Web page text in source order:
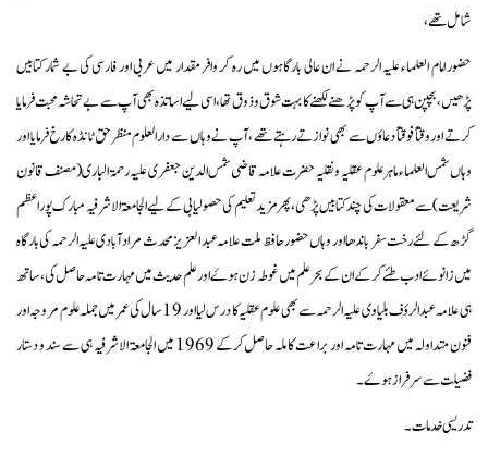
شامل تھے ،
حضور امام العلماء علیہ الرحمہ نے ان عالی بارگاہوں میں رہ کر وافر مقدار میں عربی اور فارسی کی بے شمار کتابیں
پڑھیں، بچپن ہی سے آپ کو پڑھنے لکھنے کا بہت شوق و ذوق تھا ، اسی لیے اساتذہ بھی آپ سے بے تحاشہ محبت فرمایا
کرتے اور وقتاً فوقتاً دعاؤں سے بھی نوازتے رہتے تھے ، آپ نے وہاں سے دارالعلوم منظرحق ٹانڈہ کارخ فرمایا اور
وہاں شمس العلماء ماہر علوم عقلیہ و نقلیہ حضرت علامہ قاضی شمس الدین جعفری علیہ رحمۃ الباری (مصنف قانون
شریعت )سے معقولات کی چند کتابیں پڑھی، پھر مزید تعلیم کی حصولیابی کے لیے الجامعۃ الاشرفیہ مبارک پور اعظم
گڑھ کے لئے رخت سفر باندھا اور وہاں حضور حافظ ملت علامہ عبد العزیز محدث مرادآبادی علیہ الرحمہ کی بارگاہ
میں زانوئے ادب طئے کرکے ان کے بحر علم میں غوطہ زن ہوۓ اور علم حدیث میں مہارت تامہ حاصل کی، ساتھ
ہی علامہ عبد الرؤف بلیاوی علیہ الرحمہ سے بھی علوم عقلیہ کا درس لیا اور 19 سال کی عمر میں جملہ علوم مروجہ اور
فنون متداولہ میں مہارت تامہ اور براعت کاملہ حاصل کرکے 1969 میں الجامعۃ الاشرفیہ ہی سے سند و دستار
فضیلت سے سرفراز ہوۓ۔
تدریسی خدمات۔